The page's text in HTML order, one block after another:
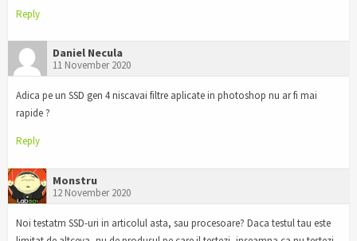
Reply
Daniel Necula
11 November 2020
Adica pe un SSD gen 4 niscavai filtre aplicate in photoshop nu ar fi mai
rapide ?
Reply
Monstru
12 November 2020
Noi testatm SSD-uri in articolul asta, sau procesoare? Daca testul tau este